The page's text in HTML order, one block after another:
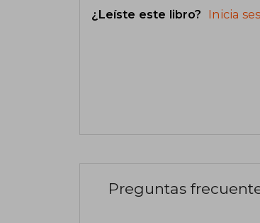
¿Leíste este libro? Inicia
Preguntas